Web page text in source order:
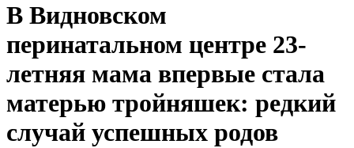
В Видновском
перинатальном центре 23-
летняя мама впервые стала
матерью тройняшек: редкий
случай успешных родов